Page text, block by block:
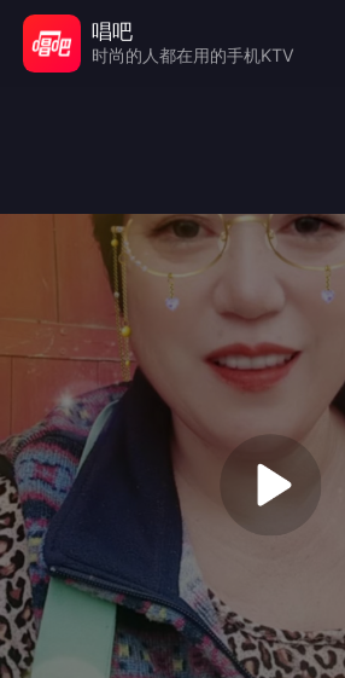
唱吧
时尚的人都在用的手机KTV